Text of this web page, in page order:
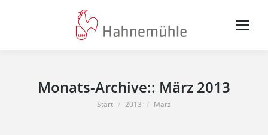
Monats-Archive:: März 2013
Sie befinden sich hier:
Start 2013 März